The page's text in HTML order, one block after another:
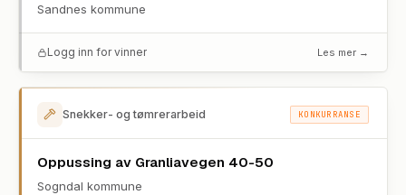
Sandnes kommune
Logg inn for vinner Les mer →
Snekker- og tømrerarbeid KONKURRANSE
Oppussing av Granliavegen 40-50
Sogndal kommune